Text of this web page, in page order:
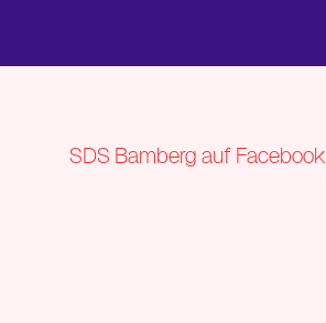
SDS Bamberg auf Facebook